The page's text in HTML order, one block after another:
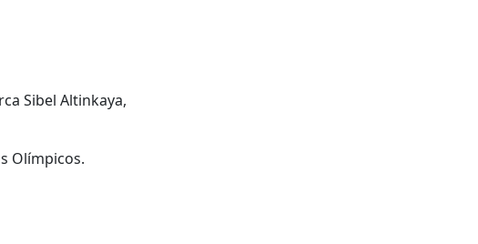
Sibel Altinkaya,
Olímpicos.